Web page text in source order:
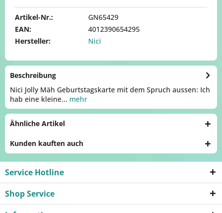
Artikel-Nr.:
GN65429
EAN:
4012390654295
Hersteller:
Nici
Beschreibung
Nici Jolly Mäh Geburtstagskarte mit dem Spruch aussen: Ich
hab eine kleine... mehr
Ähnliche Artikel
Kunden kauften auch
Service Hotline
Shop Service